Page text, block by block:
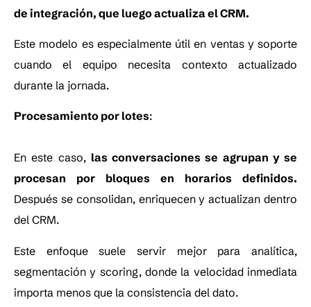
de integración, que luego actualiza el CRM.
Este modelo es especialmente útil en ventas y soporte
cuando el equipo necesita contexto actualizado
durante la jornada.
Procesamiento por lotes:
En este caso, las conversaciones se agrupan y se
procesan por bloques en horarios definidos.
Después se consolidan, enriquecen y actualizan dentro
del CRM.
Este enfoque suele servir mejor para analítica,
segmentación y scoring, donde la velocidad inmediata
importa menos que la consistencia del dato.